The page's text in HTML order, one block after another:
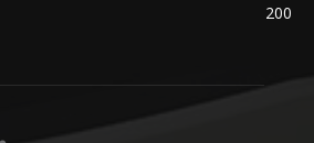
200